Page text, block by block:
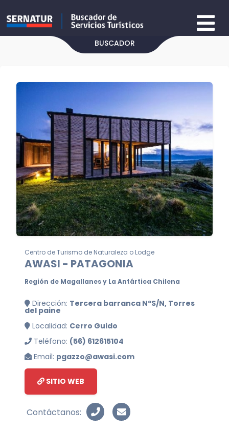
BUSCADOR
Centro de Turismo de Naturaleza o Lodge
AWASI - PATAGONIA
Región de Magallanes y La Antártica Chilena
Dirección: Tercera barranca NºS/N, Torres
del paine
Localidad: Cerro Guido
Teléfono: (56) 612615104
Email: pgazzo@awasi.com
SITIO WEB
Contáctanos: